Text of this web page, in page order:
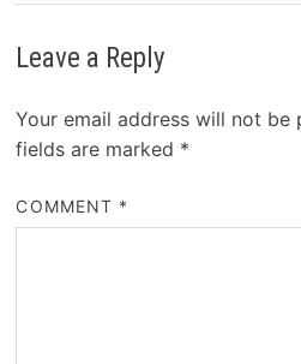
Leave a Reply
Your email address will not be
fields are marked *
COMMENT *